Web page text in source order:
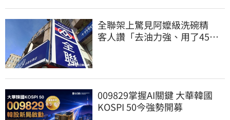
全聯架上驚見阿嬤級洗碗精
客人讚「去油力強、用了45
009829掌握AI關鍵 大華韓國
KOSPI 50今強勢開募